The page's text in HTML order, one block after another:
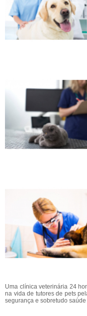
Uma clínica veterinária 24
na vida de tutores de pets
segurança e sobretudo